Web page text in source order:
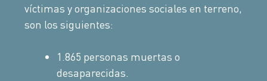
víctimas y organizaciones sociales en terreno,
son los siguientes:
1.865 personas muertas o
desaparecidas.